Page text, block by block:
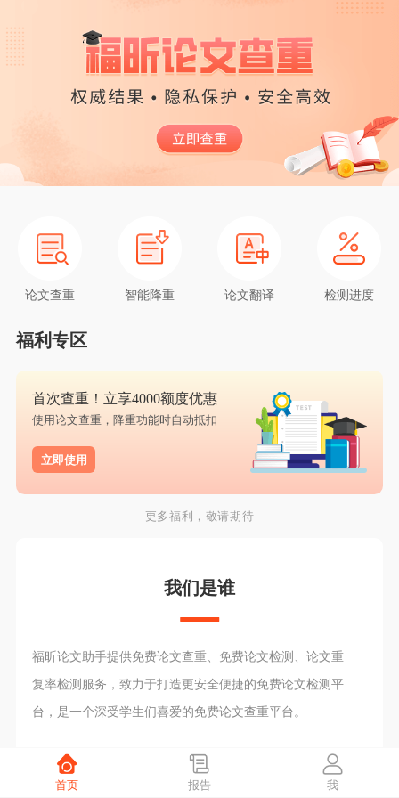
论文查重 智能降重 论文翻译 检测进度
福利专区
首次查重！立享4000额度优惠
使用论文查重，降重功能时自动抵扣
立即使用
— 更多福利，敬请期待 —
我们是谁
福昕论文助手提供免费论文查重、免费论文检测、论文重
复率检测服务，致力于打造更安全便捷的免费论文检测平
台，是一个深受学生们喜爱的免费论文查重平台。
首页 报告 我